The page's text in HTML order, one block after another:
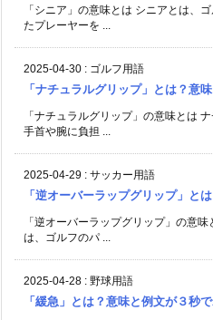
「シニア」の意味とは シニアとは、
たプレーヤーを ...
2025-04-30 : ゴルフ用語
「ナチュラルグリップ」とは？意
「ナチュラルグリップ」の意味とは
手首や腕に負担 ...
2025-04-29 : サッカー用語
「逆オーバーラップグリップ」と
「逆オーバーラップグリップ」の意
は、ゴルフのパ ...
2025-04-28 : 野球用語
「緩急」とは？意味と例文が３秒で